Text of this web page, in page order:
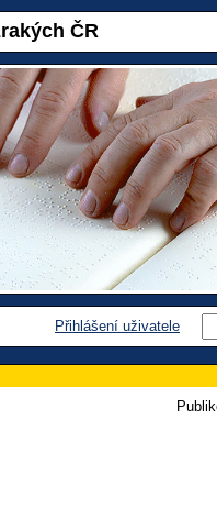
ČR
Přihlášení uživatele